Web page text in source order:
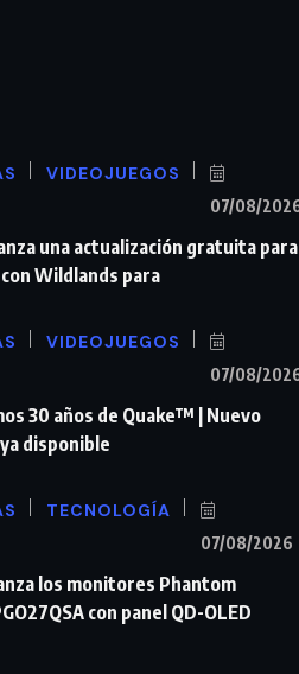
VIDEOJUEGOS
07/08/
una actualización gratuita para
Wildlands para
VIDEOJUEGOS
07/08/
30 años de Quake™ | Nuevo
disponible
TECNOLOGÍA
07/08/2026
los monitores Phantom
con panel QD-OLED